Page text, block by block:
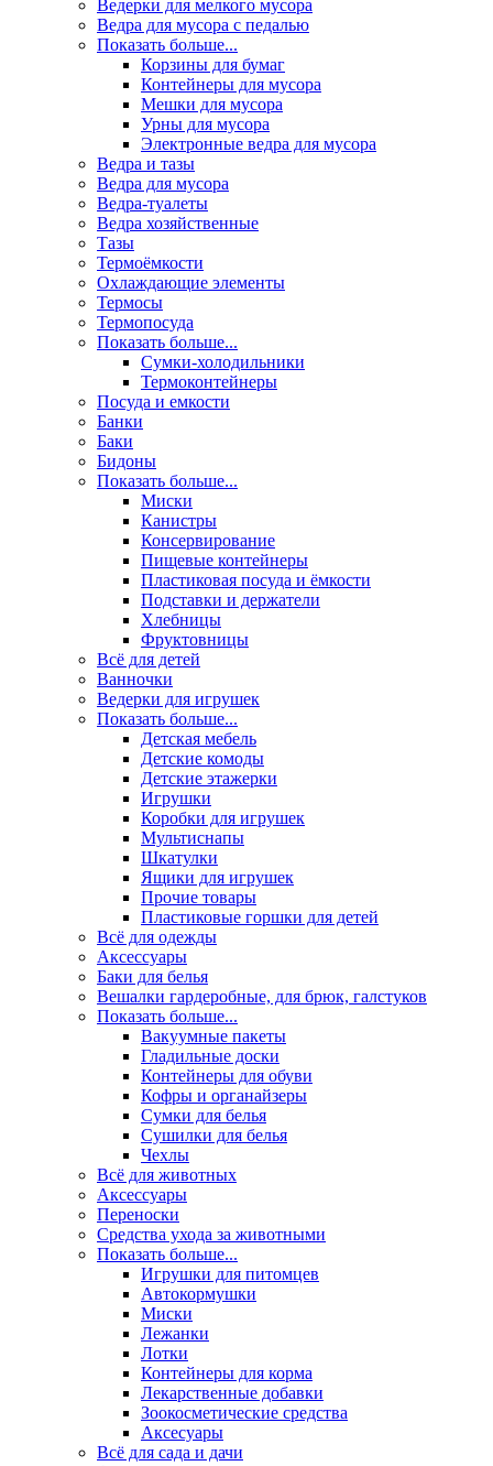
Ведерки для мелкого мусора
Ведра для мусора с педалью
Показать больше...
Корзины для бумаг
Контейнеры для мусора
Мешки для мусора
Урны для мусора
Электронные ведра для мусора
Ведра и тазы
Ведра для мусора
Ведра-туалеты
Ведра хозяйственные
Тазы
Термоёмкости
Охлаждающие элементы
Термосы
Термопосуда
Показать больше...
Сумки-холодильники
Термоконтейнеры
Посуда и емкости
Банки
Баки
Бидоны
Показать больше...
Миски
Канистры
Консервирование
Пищевые контейнеры
Пластиковая посуда и ёмкости
Подставки и держатели
Хлебницы
Фруктовницы
Всё для детей
Ванночки
Ведерки для игрушек
Показать больше...
Детская мебель
Детские комоды
Детские этажерки
Игрушки
Коробки для игрушек
Мультиснапы
Шкатулки
Ящики для игрушек
Прочие товары
Пластиковые горшки для детей
Всё для одежды
Аксессуары
Баки для белья
Вешалки гардеробные, для брюк, галстуков
Показать больше...
Вакуумные пакеты
Гладильные доски
Контейнеры для обуви
Кофры и органайзеры
Сумки для белья
Сушилки для белья
Чехлы
Всё для животных
Аксесcуары
Переноски
Средства ухода за животными
Показать больше...
Игрушки для питомцев
Автокормушки
Миски
Лежанки
Лотки
Контейнеры для корма
Лекарственные добавки
Зоокосметические средства
Аксесуары
Всё для сада и дачи